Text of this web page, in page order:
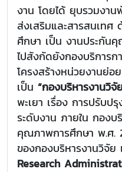
งาน โดยได้ ยุบรวมงา
ส่งเสริมและสารสนเท
ศึกษา เป็น งานประกัน
ไปสังกัดยังกองบริการ
โครงสร้างหน่วยงานย่อ
เป็น “กองบริหารงานวิจั
พะเยา เรื่อง การปรับป
ระดับงาน ภายใน กองบ
คุณภาพการศึกษา พ.ศ.
ของกองบริหารงานวิจัย
Research